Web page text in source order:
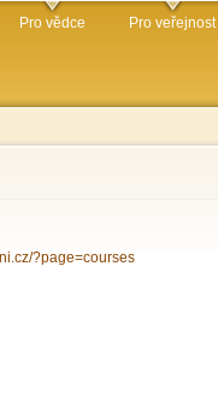
Pro vědce Pro veřejnost
?page=courses